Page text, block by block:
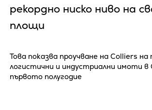
рекордно ниско ниво на
площи
Това показва проучване на Colliers на
логистични и индустриални имоти в
първото полугодие